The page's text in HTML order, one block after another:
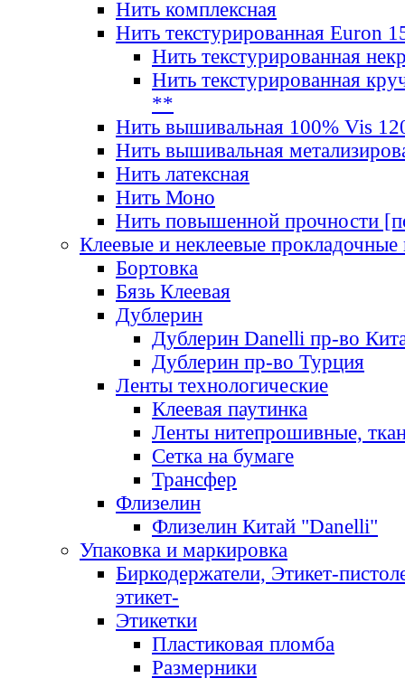
Нить комплексная
Нить текстурированная Euron
Нить текстурированная
Нить текстурированная
**
Нить вышивальная 100% Vis
Нить вышивальная
Нить латексная
Нить Моно
Нить повышенной прочности
Клеевые и неклеевые прокладочные
Бортовка
Бязь Клеевая
Дублерин
Дублерин Danelli пр-во
Дублерин пр-во Турция
Ленты технологические
Клеевая паутинка
Ленты нитепрошивные,
Сетка на бумаге
Трансфер
Флизелин
Флизелин Китай "Danelli"
Упаковка и маркировка
Биркодержатели, Этикет-
этикет-
Этикетки
Пластиковая пломба
Размерники